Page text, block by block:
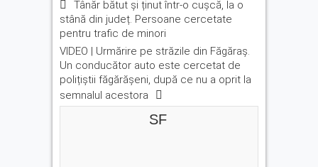
Tânăr bătut și ținut într-o cușcă, la o
stână din județ. Persoane cercetate
pentru trafic de minori
VIDEO | Urmărire pe străzile din Făgăraș.
Un conducător auto este cercetat de
polițiștii făgărășeni, după ce nu a oprit la
semnalul acestora
SF